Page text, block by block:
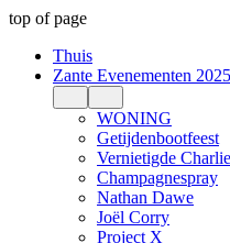
top of page
Thuis
Zante Evenementen 2025
WONING
Getijdenbootfeest
Vernietigde
Champagnespray
Nathan Dawe
Joël Corry
Project X